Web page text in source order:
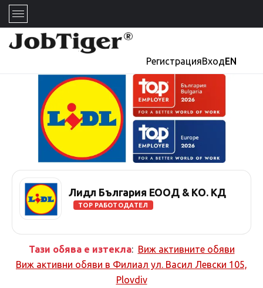
РегистрацияВходEN
Лидл България ЕООД & КО. КД
TOP РАБОТОДАТЕЛ
Тази обява е изтекла: Виж активните обяви
Виж активни обяви в Филиал ул. Васил Левски 105,
Plovdiv